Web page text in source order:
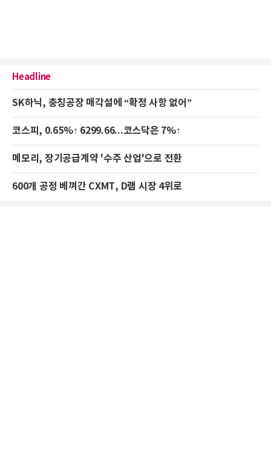
Headline
SK하닉, 충칭공장 매각설에 “확정 사항 없어”
코스피, 0.65%↑ 6299.66...코스닥은 7%↑
메모리, 장기공급계약 '수주 산업'으로 전환
600개 공정 베껴간 CXMT, D램 시장 4위로